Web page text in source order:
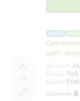
СНЯТО
цвет-
THG
Наличие: В